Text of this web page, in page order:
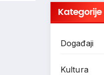
Kategorije
Događaji
Kultura